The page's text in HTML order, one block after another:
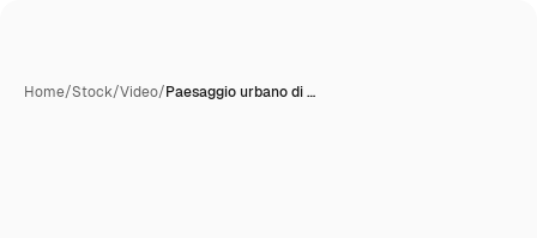
Home/Stock/Video/Paesaggio urbano di …